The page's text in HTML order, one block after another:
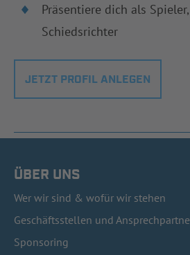
Präsentiere dich als
Schiedsrichter
JETZT PROFIL ANLEGEN
ÜBER UNS
Wer wir sind & wofür wir stehen
Geschäftsstellen und
Sponsoring